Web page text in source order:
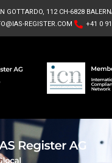
GOTTARDO, 112 CH-6828
REGISTER.COM
+41 0